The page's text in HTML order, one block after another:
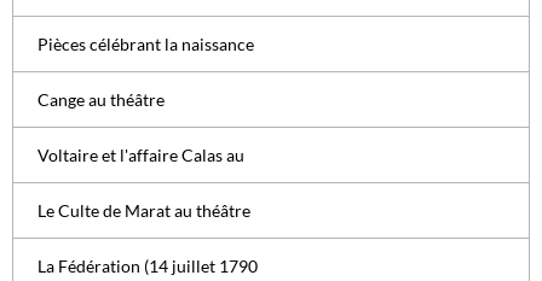
Pièces célébrant la naissance
Cange au théâtre
Voltaire et l'affaire Calas au
Le Culte de Marat au théâtre
La Fédération (14 juillet 1790